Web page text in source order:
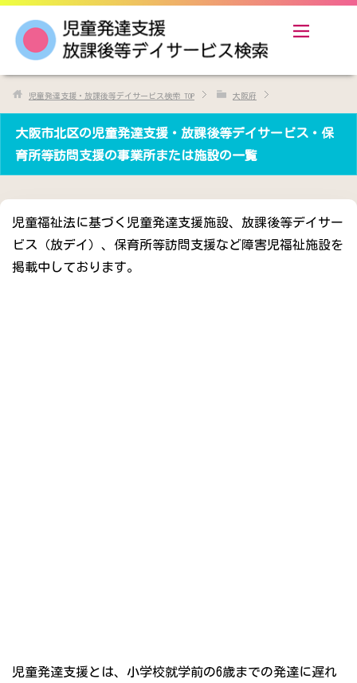
児童発達支援・放課後等デイサービス検索 TOP 大阪府
大阪市北区の児童発達支援・放課後等デイサービス・保
育所等訪問支援の事業所または施設の一覧
児童福祉法に基づく児童発達支援施設、放課後等デイサー
ビス（放デイ）、保育所等訪問支援など障害児福祉施設を
掲載中しております。
児童発達支援とは、小学校就学前の6歳までの発達に遅れ